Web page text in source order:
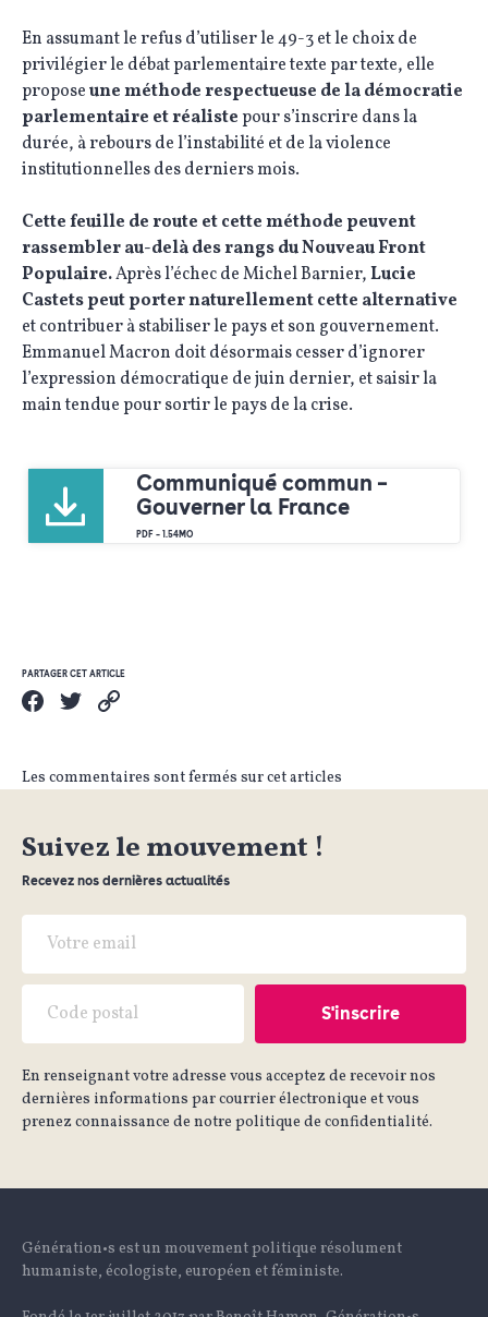
En assumant le refus d’utiliser le 49-3 et le choix de
privilégier le débat parlementaire texte par texte, elle
proposeune méthode respectueuse de la démocratie
parlementaire et réalistepour s’inscrire dans la
durée, à rebours de l’instabilité et de la violence
institutionnelles des derniers mois.
Cette feuille de route et cette méthode peuvent
rassembler au-delà des rangs du Nouveau Front
Populaire.Après l’échec de Michel Barnier,Lucie
Castets peut porter naturellement cette alternative
et contribuer à stabiliser le pays et son gouvernement.
Emmanuel Macron doit désormais cesser d’ignorer
l’expression démocratique de juin dernier, et saisir la
main tendue pour sortir le pays de la crise.
Communiqué commun –
Gouverner la France
PDF – 1.54MO
PARTAGER CET ARTICLE
Les commentaires sont fermés sur cet articles
Suivez le mouvement !
Recevez nos dernières actualités
En renseignant votre adresse vous acceptez de recevoir nos
dernières informations par courrier électronique et vous
prenez connaissance de notre politique de confidentialité.
Génération•s est un mouvement politique résolument
humaniste, écologiste, européen et féministe.